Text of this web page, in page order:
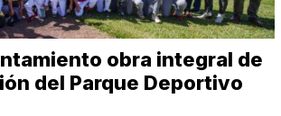
obra integral de
del Parque Deportivo